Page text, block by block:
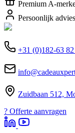
Premium A-
Persoonlijk advies
+31 (0)182-63
Zuidbaan 512,
? Offerte aanvragen